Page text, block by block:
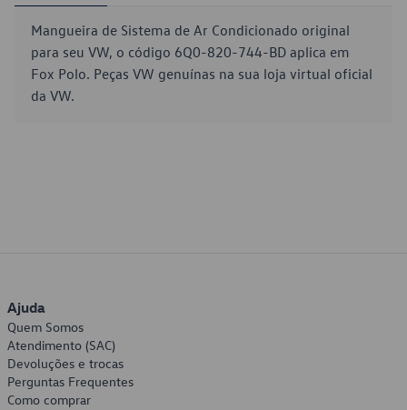
Mangueira de Sistema de Ar Condicionado original
para seu VW, o código 6Q0-820-744-BD aplica em
Fox Polo. Peças VW genuínas na sua loja virtual oficial
da VW.
Ajuda
Quem Somos
Atendimento (SAC)
Devoluções e trocas
Perguntas Frequentes
Como comprar